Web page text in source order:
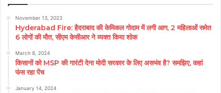
November 13, 2023
Hyderabad Fire: हैदराबाद की केमिकल गोदाम में लगी आग, 2 महिलाओं समेत
6 लोगों की मौत, सीएम केसीआर ने व्यक्त किया शोक
March 8, 2024
किसानों को MSP की गारंटी देना मोदी सरकार के लिए असभंव है? समझिए, कहां
फंस रहा पेंच
January 14, 2024